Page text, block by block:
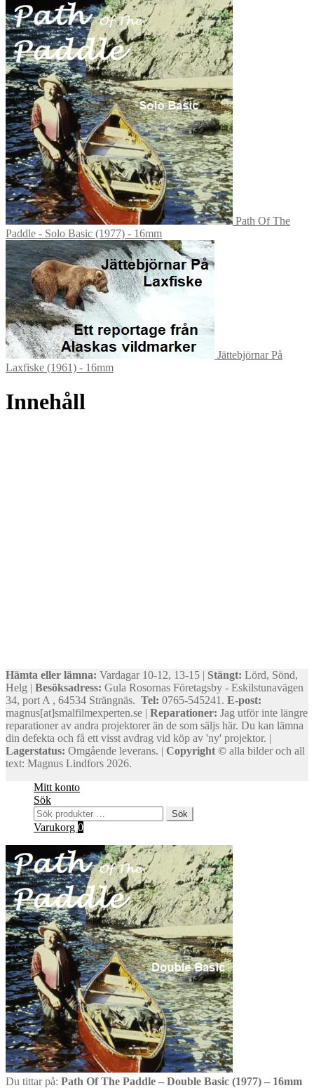
Path Of The
Paddle - Solo Basic (1977) - 16mm
Jättebjörnar På
Laxfiske (1961) - 16mm
Innehåll
Hämta eller lämna: Vardagar 10-12, 13-15 | Stängt: Lörd, Sönd,
Helg | Besöksadress: Gula Rosornas Företagsby - Eskilstunavägen
34, port A , 64534 Strängnäs. Tel: 0765-545241. E-post:
magnus[at]smalfilmexperten.se | Reparationer: Jag utför inte längre
reparationer av andra projektorer än de som säljs här. Du kan lämna
din defekta och få ett visst avdrag vid köp av 'ny' projektor. |
Lagerstatus: Omgående leverans. | Copyright © alla bilder och all
text: Magnus Lindfors 2026.
Mitt konto
Sök
Sök
efter:
Sök
Varukorg 0
Du tittar på: Path Of The Paddle – Double Basic (1977) – 16mm